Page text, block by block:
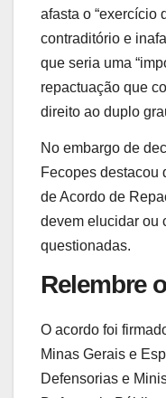
afasta o “exercício
contraditório e
que seria uma
repactuação que
direito ao duplo
No embargo de
Fecopes destacou
de Acordo de
devem elucidar ou
questionadas.
Relembre
O acordo foi
Minas Gerais e
Defensorias e